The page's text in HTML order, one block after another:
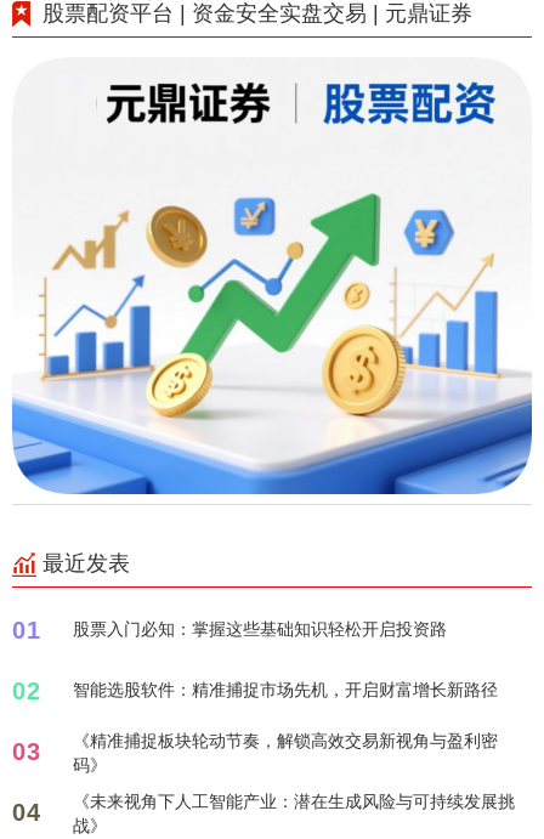
股票配资平台 | 资金安全实盘交易 | 元鼎证券
最近发表
01 股票入门必知：掌握这些基础知识轻松开启投资路
02 智能选股软件：精准捕捉市场先机，开启财富增长新路径
03
《精准捕捉板块轮动节奏，解锁高效交易新视角与盈利密
码》
04
《未来视角下人工智能产业：潜在生成风险与可持续发展挑
战》